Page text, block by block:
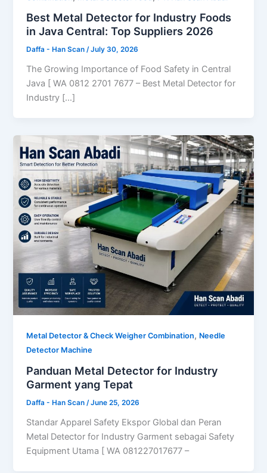
Best Metal Detector for Industry Foods
in Java Central: Top Suppliers 2026
Daffa - Han Scan/July 30, 2026
The Growing Importance of Food Safety in Central
Java [ WA 0812 2701 7677 – Best Metal Detector for
Industry […]
Metal Detector & Check Weigher Combination, Needle
Detector Machine
Panduan Metal Detector for Industry
Garment yang Tepat
Daffa - Han Scan/June 25, 2026
Standar Apparel Safety Ekspor Global dan Peran
Metal Detector for Industry Garment sebagai Safety
Equipment Utama [ WA 081227017677 –